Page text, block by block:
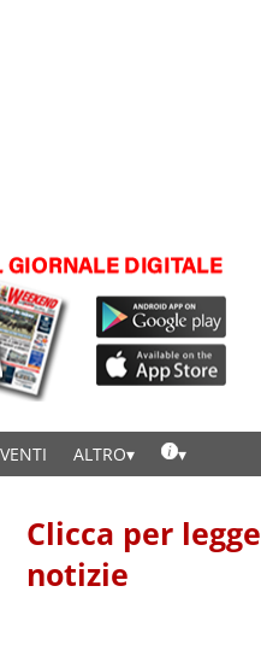
ALTRO
Clicca per
notizie